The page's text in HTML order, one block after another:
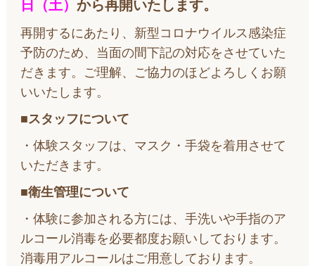
日（土） から再開いたします。
再開するにあたり、新型コロナウイルス感染症
予防のため、当面の間下記の対応をさせていた
だきます。ご理解、ご協力のほどよろしくお願
いいたします。
■スタッフについて
・体験スタッフは、マスク・手袋を着用させて
いただきます。
■衛生管理について
・体験に参加される方には、手洗いや手指のア
ルコール消毒を必要都度お願いしております。
消毒用アルコールはご用意しております。